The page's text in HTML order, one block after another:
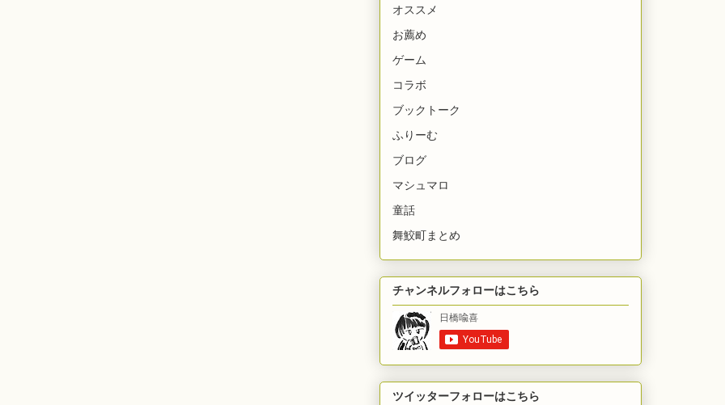
オススメ
お薦め
ゲーム
コラボ
ブックトーク
ふりーむ
ブログ
マシュマロ
童話
舞鮫町まとめ
チャンネルフォローはこちら
ツイッターフォローはこちら